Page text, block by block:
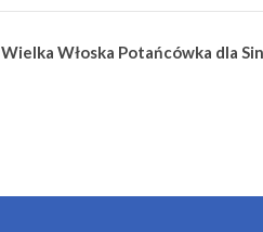
Wielka Włoska Potańcówka dla